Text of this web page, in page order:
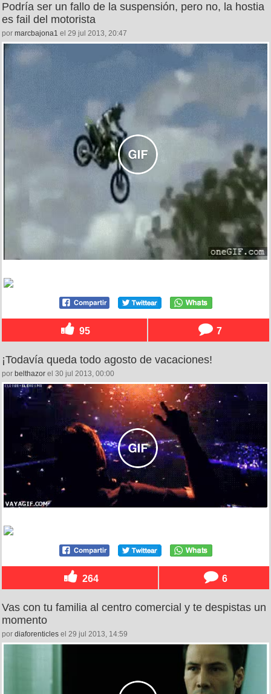
Podría ser un fallo de la suspensión, pero no, la hostia
es fail del motorista
por marcbajona1 el 29 jul 2013, 20:47
95 7
¡Todavía queda todo agosto de vacaciones!
por belthazor el 30 jul 2013, 00:00
264 6
Vas con tu familia al centro comercial y te despistas un
momento
por diaforenticles el 29 jul 2013, 14:59